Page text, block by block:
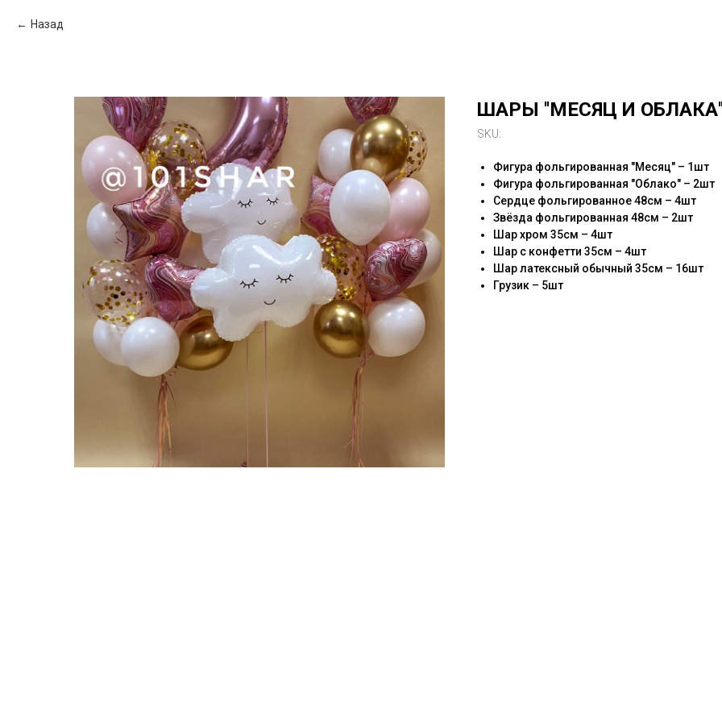
Назад
ШАРЫ ''МЕСЯЦ И
SKU:
Фигура фольгированная "Месяц" – 1шт
Фигура фольгированная "Облако" – 2шт
Сердце фольгированное 48см – 4шт
Звёзда фольгированная 48см – 2шт
Шар хром 35см – 4шт
Шар с конфетти 35см – 4шт
Шар латексный обычный 35см – 16шт
Грузик – 5шт